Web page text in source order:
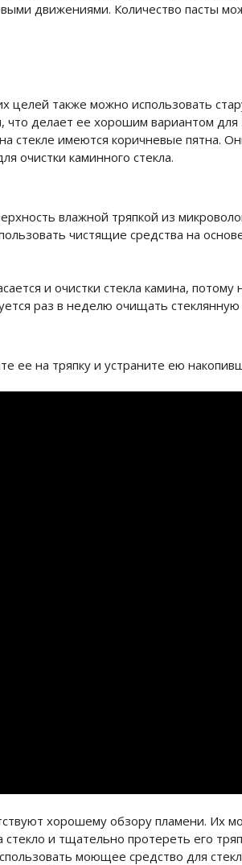
движениями. Количество пасты
целей также можно использовать
что делает ее хорошим вариантом
стекле имеются коричневые пятна.
очистки каминного стекла.
влажной тряпкой из
чистящие средства на
и очистки стекла камина, потому
раз в неделю очищать стеклянную
ее на тряпку и устраните ею
хорошему обзору пламени. Их
и тщательно протереть его
моющее средство для